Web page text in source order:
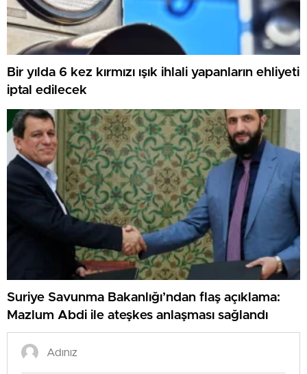
Bir yılda 6 kez kırmızı ışık ihlali yapanların ehliyeti
iptal edilecek
Suriye Savunma Bakanlığı’ndan flaş açıklama:
Mazlum Abdi ile ateşkes anlaşması sağlandı